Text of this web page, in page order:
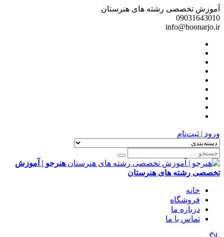
آموزش تخصصی رشته های هنرستان
09031643010
info@hoonarjo.ir
ورود | ثبت‌نام
هنرجو | آموزش
تخصصی رشته های هنرستان
خانه
فروشگاه
درباره ما
تماس با ما